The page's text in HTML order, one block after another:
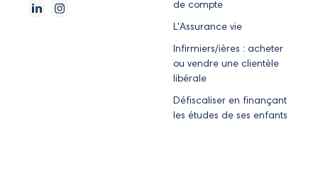
de compte
L'Assurance vie
Infirmiers/ières : acheter
ou vendre une clientèle
libérale
Défiscaliser en finançant
les études de ses enfants